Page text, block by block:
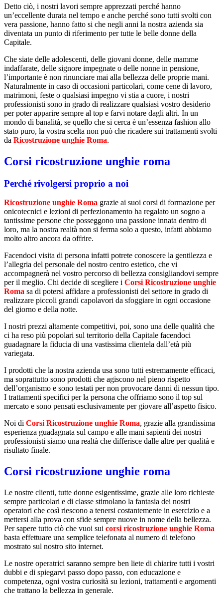
Detto ciò, i nostri lavori sempre apprezzati perché hanno
un’eccellente durata nel tempo e anche perché sono tutti svolti con
vera passione, hanno fatto si che negli anni la nostra azienda sia
diventata un punto di riferimento per tutte le belle donne della
Capitale.
Che siate delle adolescenti, delle giovani donne, delle mamme
indaffarate, delle signore impegnate o delle nonne in pensione,
l’importante è non rinunciare mai alla bellezza delle proprie mani.
Naturalmente in caso di occasioni particolari, come cene di lavoro,
matrimoni, feste o qualsiasi impegno vi stia a cuore, i nostri
professionisti sono in grado di realizzare qualsiasi vostro desiderio
per poter apparire sempre al top e farvi notare dagli altri. In un
mondo di banalità, se quello che si cerca è un’essenza fashion allo
stato puro, la vostra scelta non può che ricadere sui trattamenti svolti
da Ricostruzione unghie Roma.
Corsi ricostruzione unghie roma
Perché rivolgersi proprio a noi
Ricostruzione unghie Roma grazie ai suoi corsi di formazione per
onicotecnici e lezioni di perfezionamento ha regalato un sogno a
tantissime persone che posseggono una passione innata dentro di
loro, ma la nostra realtà non si ferma solo a questo, infatti abbiamo
molto altro ancora da offrire.
Facendoci visita di persona infatti potrete conoscere la gentilezza e
l’allegria del personale del nostro centro estetico, che vi
accompagnerà nel vostro percorso di bellezza consigliandovi sempre
per il meglio. Chi decide di scegliere i Corsi Ricostruzione unghie
Roma sa di potersi affidare a professionisti del settore in grado di
realizzare piccoli grandi capolavori da sfoggiare in ogni occasione
del giorno e della notte.
I nostri prezzi altamente competitivi, poi, sono una delle qualità che
ci ha reso più popolari sul territorio della Capitale facendoci
guadagnare la fiducia di una vastissima clientela dall’età più
variegata.
I prodotti che la nostra azienda usa sono tutti estremamente efficaci,
ma soprattutto sono prodotti che agiscono nel pieno rispetto
dell’organismo e sono testati per non provocare danni di nessun tipo.
I trattamenti specifici per la persona che offriamo sono il top sul
mercato e sono pensati esclusivamente per giovare all’aspetto fisico.
Noi di Corsi Ricostruzione unghie Roma, grazie alla grandissima
esperienza guadagnata sul campo e alle mani sapienti dei nostri
professionisti siamo una realtà che differisce dalle altre per qualità e
risultato finale.
Corsi ricostruzione unghie roma
Le nostre clienti, tutte donne esigentissime, grazie alle loro richieste
sempre particolari e di classe stimolano la fantasia dei nostri
operatori che così riescono a tenersi costantemente in esercizio e a
mettersi alla prova con sfide sempre nuove in nome della bellezza.
Per sapere tutto ciò che vuoi sui corsi ricostruzione unghie Roma
basta effettuare una semplice telefonata al numero di telefono
mostrato sul nostro sito internet.
Le nostre operatrici saranno sempre ben liete di chiarire tutti i vostri
dubbi e di spiegarvi passo dopo passo, con educazione e
competenza, ogni vostra curiosità su lezioni, trattamenti e argomenti
che trattano la bellezza in generale.